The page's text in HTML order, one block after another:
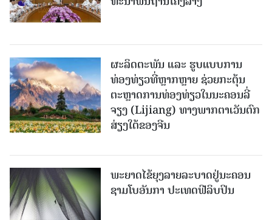
ຜະລິດຕະພັນ ແລະ ຮູບແບບການ
ທ່ອງທ່ຽວທີ່ຫຼາກຫຼາຍ ຊ່ວຍກະຕຸ້ນ
ຕະຫຼາດການທ່ອງທ່ຽວໃນນະຄອນລີ່
ຈຽງ (Lijiang) ທາງພາກຕາເວັນຕົກ
ສ່ຽງໃຕ້ຂອງຈີນ
ພະຍາດໄຂ້ຍຸງລາຍລະບາດຢູ່ນະຄອນ
ຊາມໂບ​ອັນກາ ປະເທດຟີລິບປິນ